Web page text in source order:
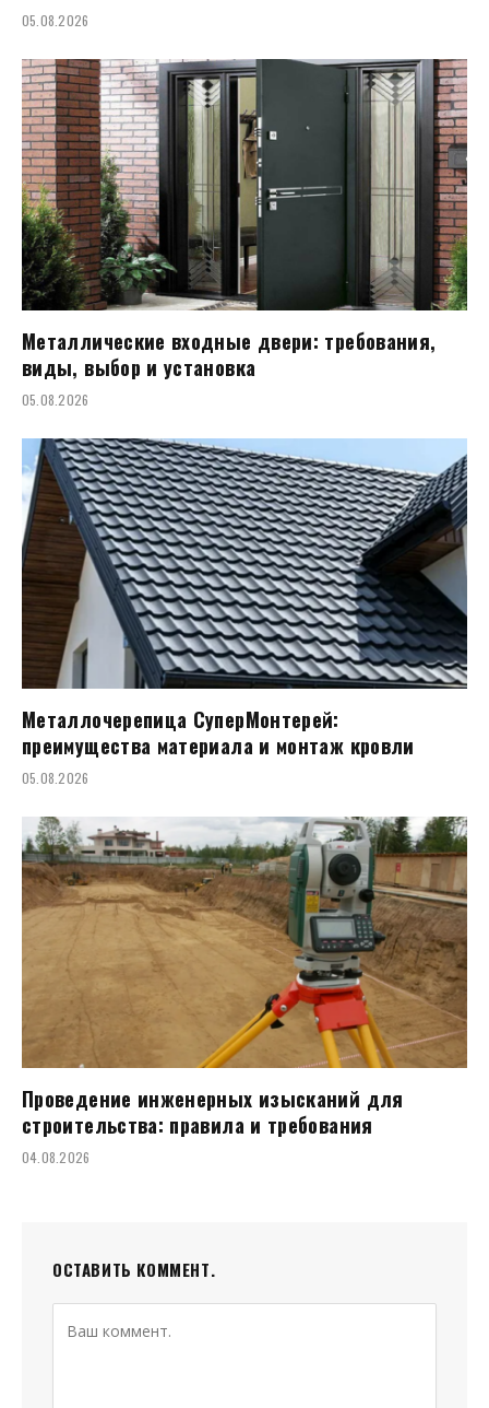
05.08.2026
Металлические входные двери: требования,
виды, выбор и установка
05.08.2026
Металлочерепица СуперМонтерей:
преимущества материала и монтаж кровли
05.08.2026
Проведение инженерных изысканий для
строительства: правила и требования
04.08.2026
ОСТАВИТЬ КОММЕНТ.